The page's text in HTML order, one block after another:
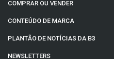
COMPRAR OU VENDER
CONTEÚDO DE MARCA
PLANTÃO DE NOTÍCIAS DA B3
NEWSLETTERS